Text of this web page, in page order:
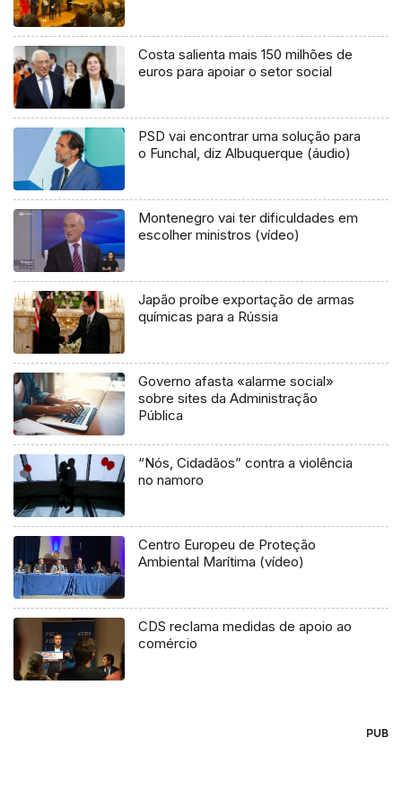
Costa salienta mais 150 milhões de
euros para apoiar o setor social
PSD vai encontrar uma solução para
o Funchal, diz Albuquerque (áudio)
Montenegro vai ter dificuldades em
escolher ministros (vídeo)
Japão proíbe exportação de armas
químicas para a Rússia
Governo afasta «alarme social»
sobre sites da Administração
Pública
“Nós, Cidadãos” contra a violência
no namoro
Centro Europeu de Proteção
Ambiental Marítima (vídeo)
CDS reclama medidas de apoio ao
comércio
PUB